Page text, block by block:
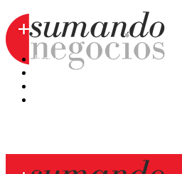
Hoy
Mercatips